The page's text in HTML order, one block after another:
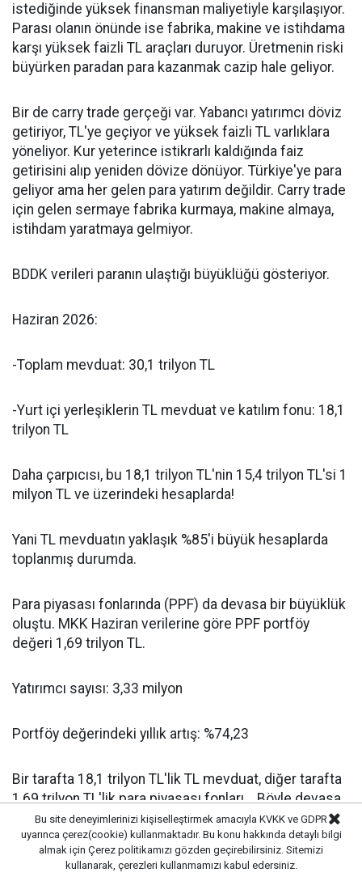
istediğinde yüksek finansman maliyetiyle karşılaşıyor.
Parası olanın önünde ise fabrika, makine ve istihdama
karşı yüksek faizli TL araçları duruyor. Üretmenin riski
büyürken paradan para kazanmak cazip hale geliyor.
Bir de carry trade gerçeği var. Yabancı yatırımcı döviz
getiriyor, TL'ye geçiyor ve yüksek faizli TL varlıklara
yöneliyor. Kur yeterince istikrarlı kaldığında faiz
getirisini alıp yeniden dövize dönüyor. Türkiye'ye para
geliyor ama her gelen para yatırım değildir. Carry trade
için gelen sermaye fabrika kurmaya, makine almaya,
istihdam yaratmaya gelmiyor.
BDDK verileri paranın ulaştığı büyüklüğü gösteriyor.
Haziran 2026:
-Toplam mevduat: 30,1 trilyon TL
-Yurt içi yerleşiklerin TL mevduat ve katılım fonu: 18,1
trilyon TL
Daha çarpıcısı, bu 18,1 trilyon TL'nin 15,4 trilyon TL'si 1
milyon TL ve üzerindeki hesaplarda!
Yani TL mevduatın yaklaşık %85'i büyük hesaplarda
toplanmış durumda.
Para piyasası fonlarında (PPF) da devasa bir büyüklük
oluştu. MKK Haziran verilerine göre PPF portföy
değeri 1,69 trilyon TL.
Yatırımcı sayısı: 3,33 milyon
Portföy değerindeki yıllık artış: %74,23
Bir tarafta 18,1 trilyon TL'lik TL mevduat, diğer tarafta
1,69 trilyon TL'lik para piyasası fonları... Böyle devasa
bir para yatırıma, fabrikalara dönüşmüyor!
Siz bakmayın Mehmet Şimşek’in algı oyunlarına.
Bu site deneyimlerinizi kişiselleştirmek amacıyla KVKK ve GDPR
uyarınca çerez(cookie) kullanmaktadır. Bu konu hakkında detaylı bilgi
almak için Çerez politikamızı gözden geçirebilirsiniz. Sitemizi
kullanarak, çerezleri kullanmamızı kabul edersiniz.